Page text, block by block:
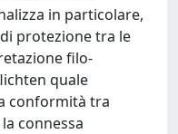
in particolare,
protezione tra le
filo-
quale
conformità tra
connessa